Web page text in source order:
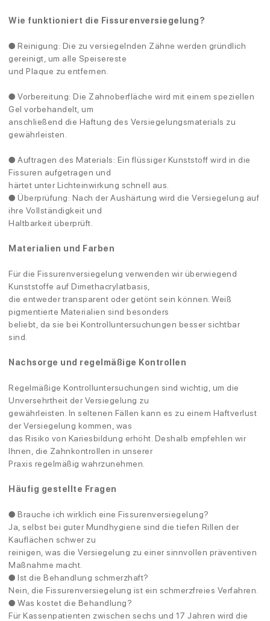
Wie funktioniert die Fissurenversiegelung?
● Reinigung: Die zu versiegelnden Zähne werden gründlich
gereinigt, um alle Speisereste
und Plaque zu entfernen.
● Vorbereitung: Die Zahnoberfläche wird mit einem speziellen
Gel vorbehandelt, um
anschließend die Haftung des Versiegelungsmaterials zu
gewährleisten.
● Auftragen des Materials: Ein flüssiger Kunststoff wird in die
Fissuren aufgetragen und
härtet unter Lichteinwirkung schnell aus.
● Überprüfung: Nach der Aushärtung wird die Versiegelung auf
ihre Vollständigkeit und
Haltbarkeit überprüft.
Materialien und Farben
Für die Fissurenversiegelung verwenden wir überwiegend
Kunststoffe auf Dimethacrylatbasis,
die entweder transparent oder getönt sein können. Weiß
pigmentierte Materialien sind besonders
beliebt, da sie bei Kontrolluntersuchungen besser sichtbar
sind.
Nachsorge und regelmäßige Kontrollen
Regelmäßige Kontrolluntersuchungen sind wichtig, um die
Unversehrtheit der Versiegelung zu
gewährleisten. In seltenen Fällen kann es zu einem Haftverlust
der Versiegelung kommen, was
das Risiko von Kariesbildung erhöht. Deshalb empfehlen wir
Ihnen, die Zahnkontrollen in unserer
Praxis regelmäßig wahrzunehmen.
Häufig gestellte Fragen
● Brauche ich wirklich eine Fissurenversiegelung?
Ja, selbst bei guter Mundhygiene sind die tiefen Rillen der
Kauflächen schwer zu
reinigen, was die Versiegelung zu einer sinnvollen präventiven
Maßnahme macht.
● Ist die Behandlung schmerzhaft?
Nein, die Fissurenversiegelung ist ein schmerzfreies Verfahren.
● Was kostet die Behandlung?
Für Kassenpatienten zwischen sechs und 17 Jahren wird die